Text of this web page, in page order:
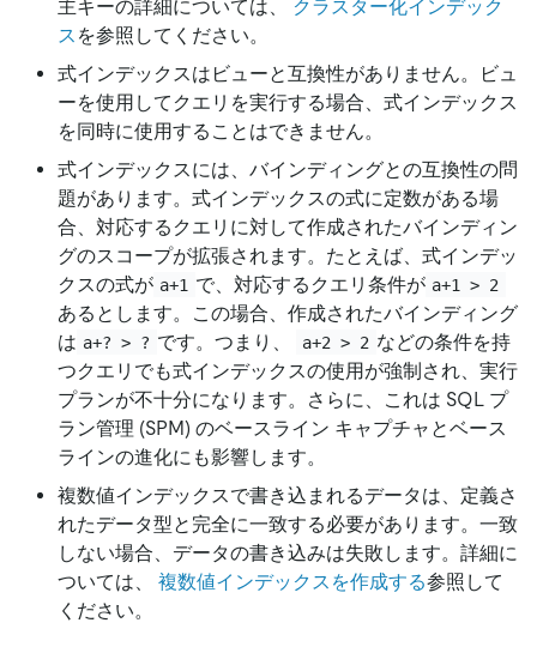
主キーの詳細については、
クラスター化インデック
ス を参照してください。
式インデックスはビューと互換性がありません。ビュ
ーを使用してクエリを実行する場合、式インデックス
を同時に使用することはできません。
式インデックスには、バインディングとの互換性の問
題があります。式インデックスの式に定数がある場
合、対応するクエリに対して作成されたバインディン
グのスコープが拡張されます。たとえば、式インデッ
クスの式が a+1 で、対応するクエリ条件が a+1 > 2
あるとします。この場合、作成されたバインディング
は a+? > ? です。つまり、 a+2 > 2 などの条件を持
つクエリでも式インデックスの使用が強制され、実行
プランが不十分になります。さらに、これは SQL プ
ラン管理 (SPM) のベースライン キャプチャとベース
ラインの進化にも影響します。
複数値インデックスで書き込まれるデータは、定義さ
れたデータ型と完全に一致する必要があります。一致
しない場合、データの書き込みは失敗します。詳細に
ついては、 複数値インデックスを作成する参照して
ください。